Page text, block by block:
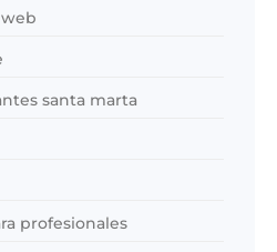
santa marta
profesionales